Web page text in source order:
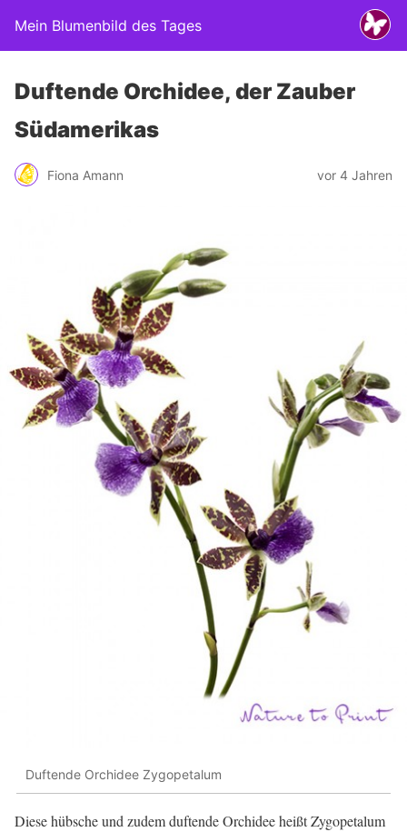
Mein Blumenbild des Tages
Duftende Orchidee, der Zauber
Südamerikas
Fiona Amann vor 4 Jahren
Duftende Orchidee Zygopetalum
Diese hübsche und zudem duftende Orchidee heißt Zygopetalum